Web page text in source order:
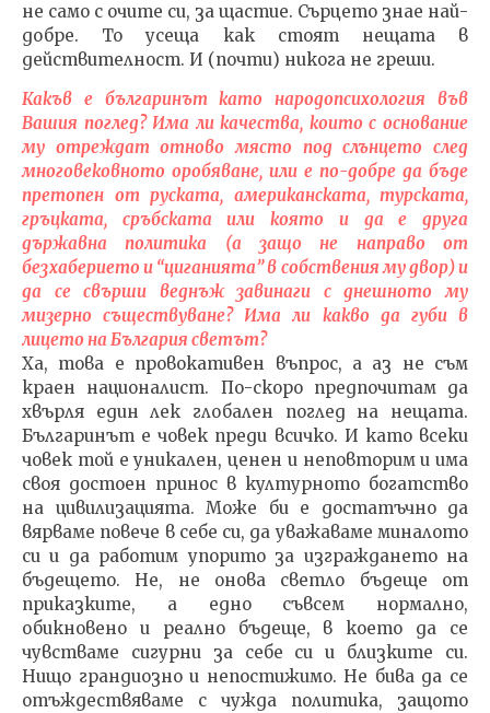
не само с очите си, за щастие. Сърцето знае най-
добре. То усеща как стоят нещата в
действителност. И (почти) никога не греши.
Какъв е българинът като народопсихология във
Вашия поглед? Има ли качества, които с основание
му отреждат отново място под слънцето след
многовековното оробяване, или е по-добре да бъде
претопен от руската, американската, турската,
гръцката, сръбската или която и да е друга
държавна политика (а защо не направо от
безхаберието и “циганията” в собствения му двор) и
да се свърши веднъж завинаги с днешното му
мизерно съществуване? Има ли какво да губи в
лицето на България светът?
Ха, това е провокативен въпрос, а аз не съм
краен националист. По-скоро предпочитам да
хвърля един лек глобален поглед на нещата.
Българинът е човек преди всичко. И като всеки
човек той е уникален, ценен и неповторим и има
своя достоен принос в културното богатство
на цивилизацията. Може би е достатъчно да
вярваме повече в себе си, да уважаваме миналото
си и да работим упорито за изграждането на
бъдещето. Не, не онова светло бъдеще от
приказките, а едно съвсем нормално,
обикновено и реално бъдеще, в което да се
чувстваме сигурни за себе си и близките си.
Нищо грандиозно и непостижимо. Не бива да се
отъждествяваме с чужда политика, защото